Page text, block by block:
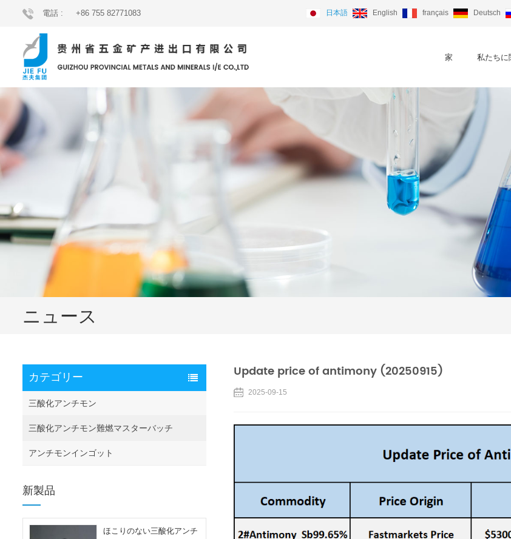
電話 : +86 755 82771083 日本語 English français Deutsch
家 私たちに
ニュース
カテゴリー
三酸化アンチモン
三酸化アンチモン難燃マスターバッチ
アンチモンインゴット
新製品
ほこりのない三酸化アンチ
Update price of antimony (20250915)
2025-09-15